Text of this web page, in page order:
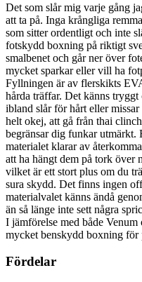
Det som slår mig varje gång
att ta på. Inga krångliga
som sitter ordentligt och inte
fotskydd boxning på riktigt
smalbenet och går ner över
mycket sparkar eller vill ha
Fyllningen är av flerskikts
hårda träffar. Det känns
ibland slår för hårt eller
helt okej, att gå från thai
begränsar dig funkar utmärkt.
materialet klarar av
att ha hängt dem på tork över
vilket är ett stort plus om du
sura skydd. Det finns ingen
materialvalet känns ändå
än så länge inte sett några
I jämförelse med både
mycket benskydd boxning för
Fördelar